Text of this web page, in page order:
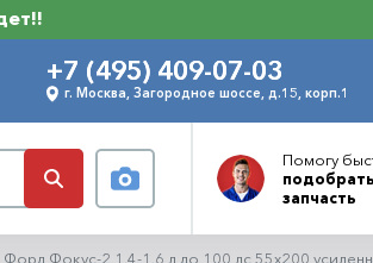
+7 (495) 409-07-03
г. Москва, Загородное шоссе, д.15, корп.1
Помогу
подобрать
запчасть
Фокус-2 1.4-1.6 л до 100 лс 55х200